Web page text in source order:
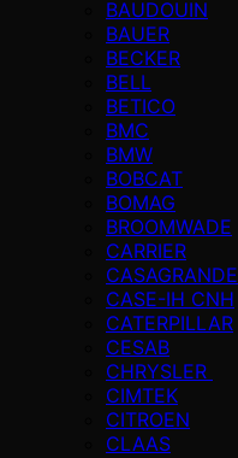
BAUDOUIN
BAUER
BECKER
BELL
BETICO
BMC
BMW
BOBCAT
BOMAG
BROOMWADE
CARRIER
CASAGRANDE
CASE-IH CNH
CATERPILLAR
CESAB
CHRYSLER
CIMTEK
CITROEN
CLAAS